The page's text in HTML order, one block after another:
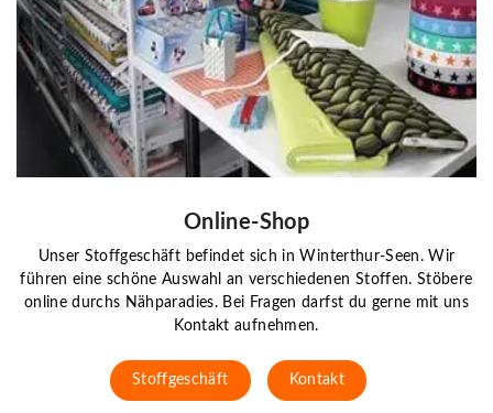
Online-Shop
Unser Stoffgeschäft befindet sich in Winterthur-Seen. Wir
führen eine schöne Auswahl an verschiedenen Stoffen. Stöbere
online durchs Nähparadies. Bei Fragen darfst du gerne mit uns
Kontakt aufnehmen.
Stoffgeschäft Kontakt